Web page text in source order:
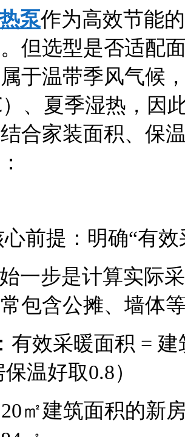
泵作为高效节能
但选型是否适配
于温带季风气候
、夏季湿热，因
合家装面积、保
心前提：明确“有
一步是计算实际
包含公摊、墙体
有效采暖面积 =
保温好取0.8）
㎡建筑面积的新